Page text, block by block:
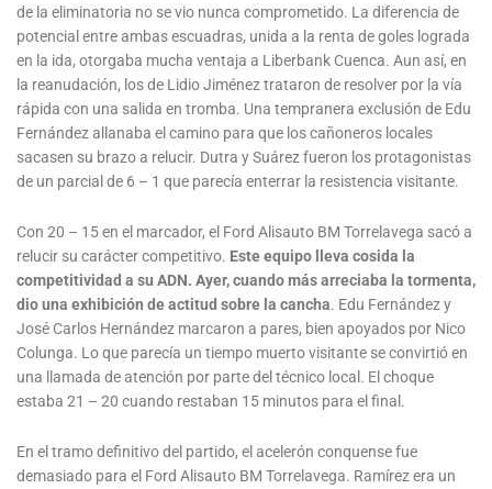
de la eliminatoria no se vio nunca comprometido. La diferencia de
potencial entre ambas escuadras, unida a la renta de goles lograda
en la ida, otorgaba mucha ventaja a Liberbank Cuenca. Aun así, en
la reanudación, los de Lidio Jiménez trataron de resolver por la vía
rápida con una salida en tromba. Una tempranera exclusión de Edu
Fernández allanaba el camino para que los cañoneros locales
sacasen su brazo a relucir. Dutra y Suárez fueron los protagonistas
de un parcial de 6 – 1 que parecía enterrar la resistencia visitante.
Con 20 – 15 en el marcador, el Ford Alisauto BM Torrelavega sacó a
relucir su carácter competitivo. Este equipo lleva cosida la
competitividad a su ADN. Ayer, cuando más arreciaba la tormenta,
dio una exhibición de actitud sobre la cancha. Edu Fernández y
José Carlos Hernández marcaron a pares, bien apoyados por Nico
Colunga. Lo que parecía un tiempo muerto visitante se convirtió en
una llamada de atención por parte del técnico local. El choque
estaba 21 – 20 cuando restaban 15 minutos para el final.
En el tramo definitivo del partido, el acelerón conquense fue
demasiado para el Ford Alisauto BM Torrelavega. Ramírez era un